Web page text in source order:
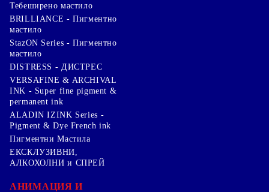
Тебеширено мастило
BRILLIANCE - Пигментно
мастило
StazON Series - Пигментно
мастило
DISTRESS - ДИСТРЕС
VERSAFINE & ARCHIVAL
INK - Super fine pigment &
permanent ink
ALADIN IZINK Series -
Pigment & Dye French ink
Пигментни Мастила
ЕКСКЛУЗИВНИ,
АЛКОХОЛНИ и СПРЕЙ
АНИМАЦИЯ И